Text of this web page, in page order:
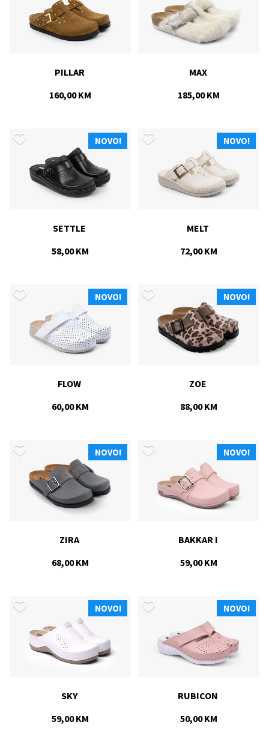
PILLAR
160,00 KM
MAX
185,00 KM
NOVO!
SETTLE
58,00 KM
NOVO!
MELT
72,00 KM
NOVO!
FLOW
60,00 KM
NOVO!
ZOE
88,00 KM
NOVO!
ZIRA
68,00 KM
NOVO!
BAKKAR I
59,00 KM
NOVO!
SKY
59,00 KM
NOVO!
RUBICON
50,00 KM